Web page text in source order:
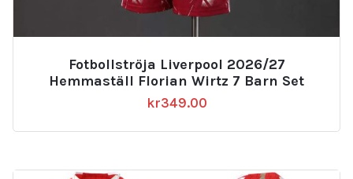
Fotbollströja Liverpool 2026/27
Hemmaställ Florian Wirtz 7 Barn Set
kr349.00